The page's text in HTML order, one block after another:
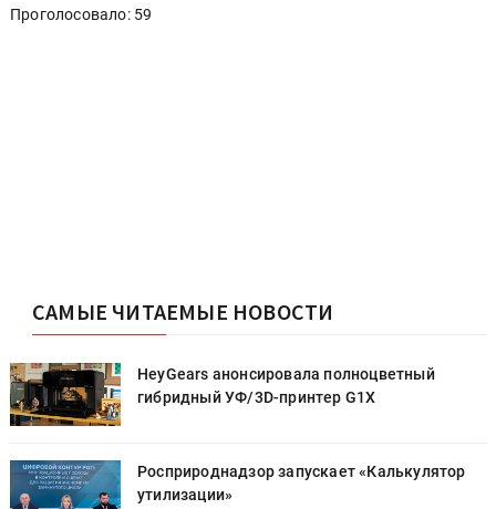
Проголосовало: 59
САМЫЕ ЧИТАЕМЫЕ НОВОСТИ
HeyGears анонсировала полноцветный
гибридный УФ/3D-принтер G1X
Росприроднадзор запускает «Калькулятор
утилизации»